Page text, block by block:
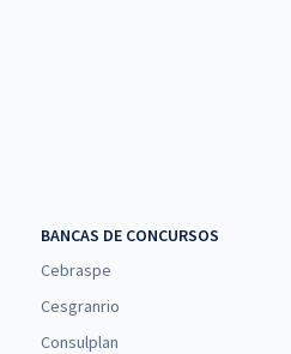
BANCAS DE CONCURSOS
Cebraspe
Cesgranrio
Consulplan